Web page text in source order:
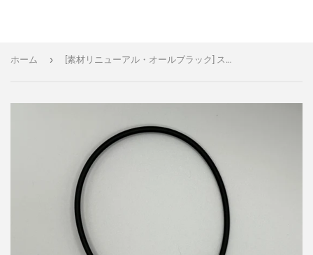
ホーム › [素材リニューアル・オールブラック] スリムLEDパッチケーブル 5本パック 30㎝